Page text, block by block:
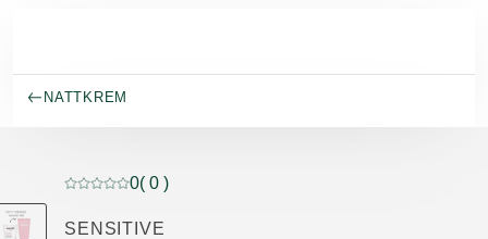
NATTKREM
Current rating: 0 out of 5 stars rated by 0 customers
0( 0 )
SENSITIVE